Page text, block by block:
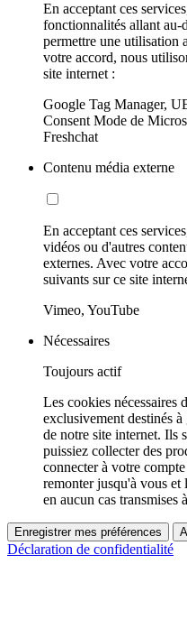
En acceptant ces
fonctionnalités allant au-
permettre une utilisation
votre accord, nous
site internet :
Google Tag Manager,
Consent Mode de
Freshchat
Contenu média externe
En acceptant ces
vidéos ou d'autres
externes. Avec votre
suivants sur ce site
Vimeo, YouTube
Nécessaires
Toujours actif
Les cookies nécessaires
exclusivement destinés
de notre site internet. Ils
puissiez collecter des
connecter à votre
remonter jusqu'à vous et
en aucun cas transmises
Enregistrer mes préférences
Déclaration de confidentialité